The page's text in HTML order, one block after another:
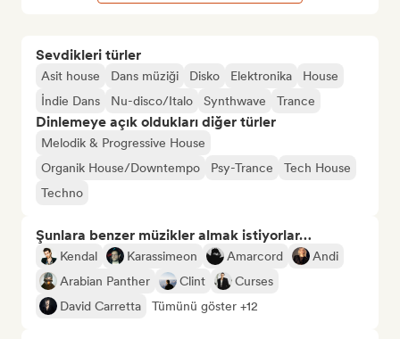
Sevdikleri türler
Asit house Dans müziği Disko Elektronika
House
İndie Dans
Nu-disco/Italo Synthwave Trance
Dinlemeye açık oldukları diğer türler
Melodik & Progressive House
Organik House/Downtempo
Psy-Trance
Tech House
Techno
Şunlara benzer müzikler almak istiyorlar…
Kendal Karassimeon Amarcord
Andi
Arabian Panther
Clint
Curses
David Carretta
Tümünü göster +12